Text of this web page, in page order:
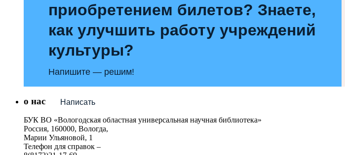
приобретением билетов? Знаете,
как улучшить работу учреждений
культуры?
Напишите — решим!
Написать
о нас
БУК ВО «Вологодская областная универсальная научная библиотека»
Россия, 160000, Вологда,
Марии Ульяновой, 1
Телефон для справок –